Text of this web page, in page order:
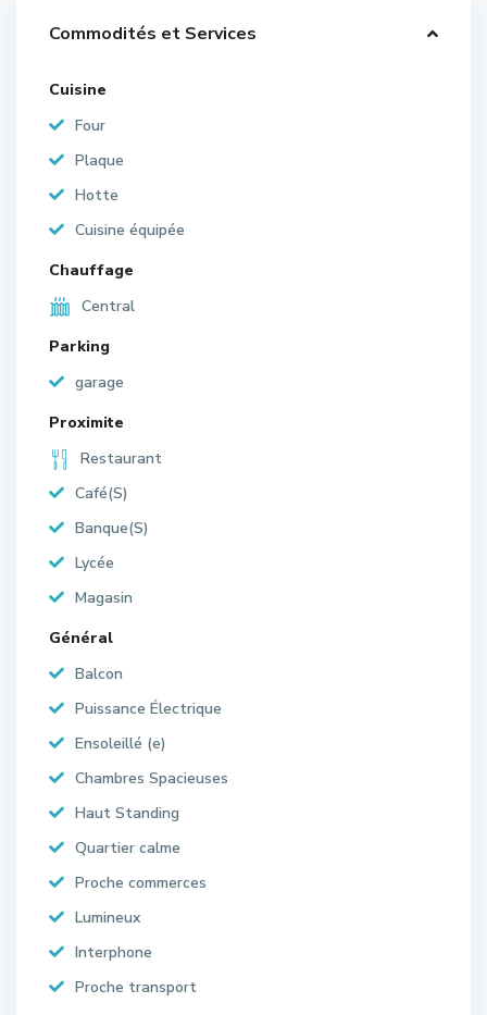
Commodités et Services
Cuisine
Four
Plaque
Hotte
Cuisine équipée
Chauffage
Central
Parking
garage
Proximite
Restaurant
Café(S)
Banque(S)
Lycée
Magasin
Général
Balcon
Puissance Électrique
Ensoleillé (e)
Chambres Spacieuses
Haut Standing
Quartier calme
Proche commerces
Lumineux
Interphone
Proche transport